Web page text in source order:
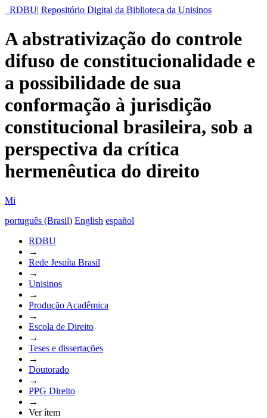
RDBU| Repositório Digital da Biblioteca da Unisinos
A abstrativização do controle
difuso de constitucionalidade e
a possibilidade de sua
conformação à jurisdição
constitucional brasileira, sob a
perspectiva da crítica
hermenêutica do direito
Mi
português (Brasil) English español
RDBU
→
Rede Jesuíta Brasil
→
Unisinos
→
Produção Acadêmica
→
Escola de Direito
→
Teses e dissertações
→
Doutorado
→
PPG Direito
→
Ver ítem